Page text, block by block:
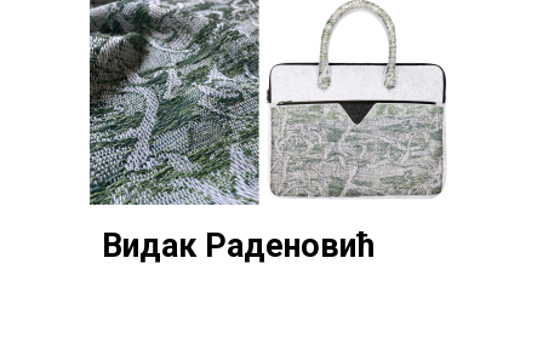
Видак Раденовић